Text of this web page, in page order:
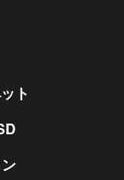
ト